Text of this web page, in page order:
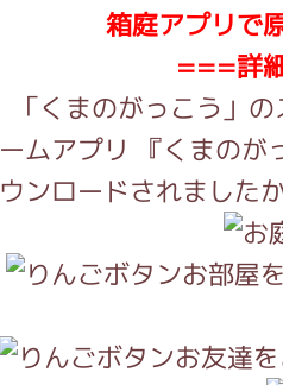
箱庭アプリで
===詳
「くまのがっこう」
ームアプリ 『くまのが
ウンロードされました
お部屋
お友達
グッズインフォメー
ミュージカル・コン
おたのしみコンテ